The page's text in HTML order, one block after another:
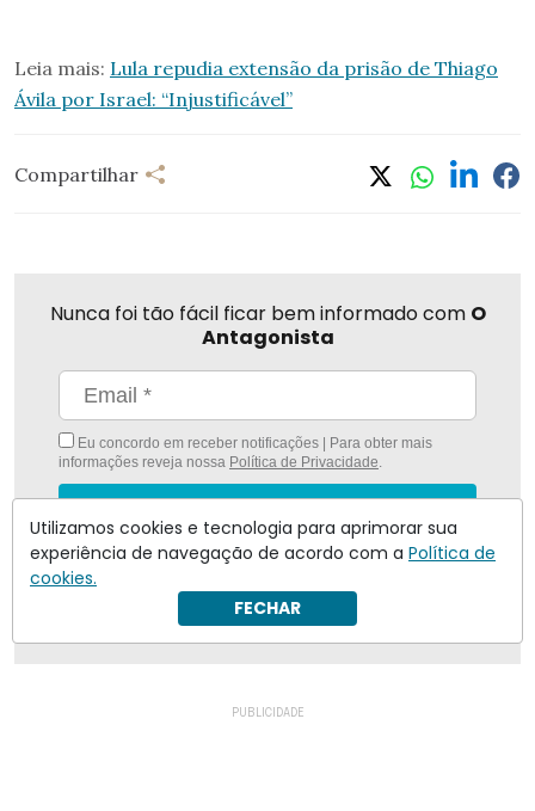
Leia mais: Lula repudia extensão da prisão de Thiago
Ávila por Israel: “Injustificável”
Compartilhar
Nunca foi tão fácil ficar bem informado com O
Antagonista
Eu concordo em receber notificações | Para obter mais
informações reveja nossa Política de Privacidade.
Inscreva-se
Utilizamos cookies e tecnologia para aprimorar sua
experiência de navegação de acordo com a Política de
cookies.
FECHAR